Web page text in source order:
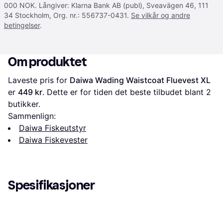
000 NOK. Långiver: Klarna Bank AB (publ), Sveavägen 46, 111
34 Stockholm, Org. nr.: 556737-0431. Se vilkår og andre
betingelser.
Om produktet
Laveste pris for Daiwa Wading Waistcoat Fluevest XL
er 449 kr. Dette er for tiden det beste tilbudet blant 2
butikker.
Sammenlign:
Daiwa Fiskeutstyr
Daiwa Fiskevester
Spesifikasjoner